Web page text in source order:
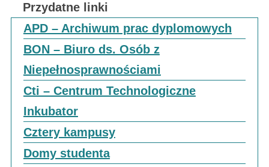
Przydatne linki
APD – Archiwum prac dyplomowych
BON – Biuro ds. Osób z
Niepełnosprawnościami
Cti – Centrum Technologiczne
Inkubator
Cztery kampusy
Domy studenta